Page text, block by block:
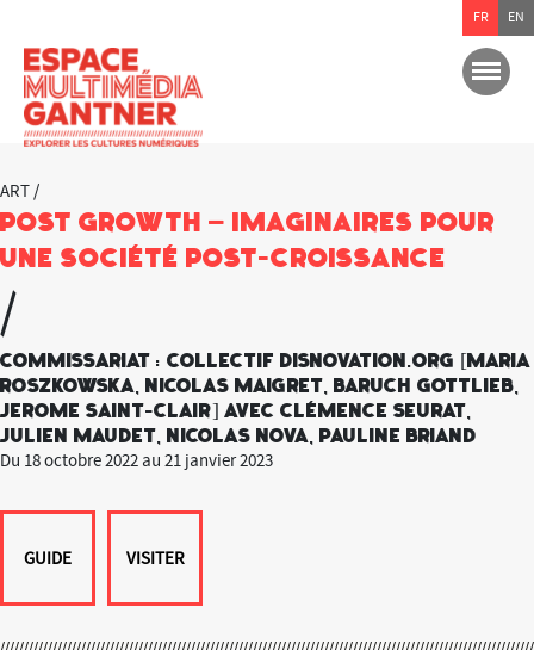
ART /
Post Growth – Imaginaires pour
une société post-croissance
/
Commissariat : Collectif Disnovation.org [Maria
Roszkowska, Nicolas Maigret, Baruch Gottlieb,
Jerome Saint-Clair] avec Clémence Seurat,
Julien Maudet, Nicolas Nova, Pauline Briand
Du 18 octobre 2022 au 21 janvier 2023
GUIDE VISITER
FR EN